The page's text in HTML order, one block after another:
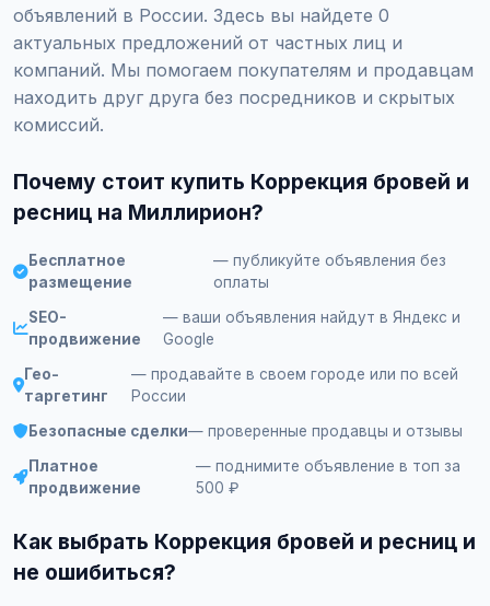
объявлений в России. Здесь вы найдете 0
актуальных предложений от частных лиц и
компаний. Мы помогаем покупателям и продавцам
находить друг друга без посредников и скрытых
комиссий.
Почему стоит купить Коррекция бровей и
ресниц на Миллирион?
Бесплатное
размещение
— публикуйте объявления без
оплаты
SEO-
продвижение
— ваши объявления найдут в Яндекс и
Google
Гео-
таргетинг
— продавайте в своем городе или по всей
России
Безопасные сделки— проверенные продавцы и отзывы
Платное
продвижение
— поднимите объявление в топ за
500 ₽
Как выбрать Коррекция бровей и ресниц и
не ошибиться?